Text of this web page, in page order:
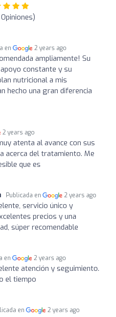
en 2 years ago
ampliamente! Su
constante y su
nutricional a mis
hecho una gran diferencia
2 years ago
atenta al avance con sus
acerca del tratamiento. Me
que es
Publicada en 2 years ago
servicio único y
precios y una
súper recomendable
en 2 years ago
atención y seguimiento.
el tiempo
en 2 years ago